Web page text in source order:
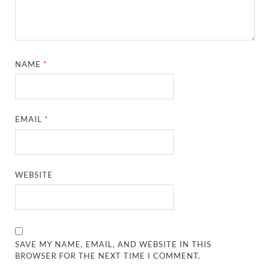
NAME*
EMAIL*
WEBSITE
SAVE MY NAME, EMAIL, AND WEBSITE IN THIS
BROWSER FOR THE NEXT TIME I COMMENT.